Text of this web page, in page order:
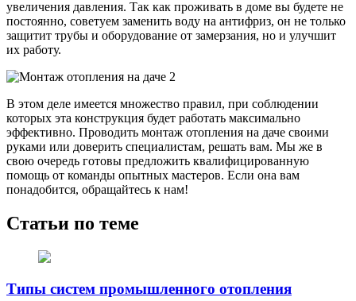
увеличения давления. Так как проживать в доме вы будете не
постоянно, советуем заменить воду на антифриз, он не только
защитит трубы и оборудование от замерзания, но и улучшит
их работу.
В этом деле имеется множество правил, при соблюдении
которых эта конструкция будет работать максимально
эффективно. Проводить монтаж отопления на даче своими
руками или доверить специалистам, решать вам. Мы же в
свою очередь готовы предложить квалифицированную
помощь от команды опытных мастеров. Если она вам
понадобится, обращайтесь к нам!
Статьи по теме
Типы систем промышленного отопления